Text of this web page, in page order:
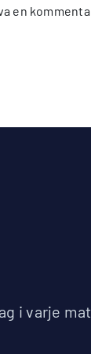
en
i varje